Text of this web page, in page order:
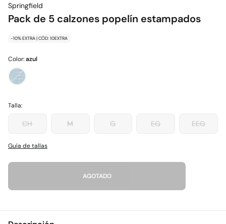
Springfield
Pack de 5 calzones popelín estampados
-10% EXTRA | CÓD: 10EXTRA
Color:azul
Talla:
CH M G EG EEG
Guía de tallas
AGOTADO